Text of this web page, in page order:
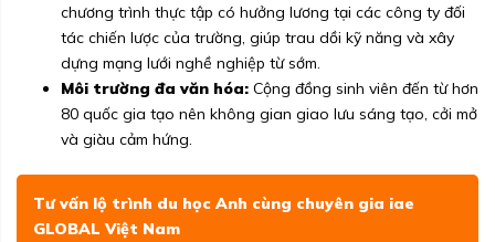
chương trình thực tập có hưởng lương tại các công ty đối
tác chiến lược của trường, giúp trau dồi kỹ năng và xây
dựng mạng lưới nghề nghiệp từ sớm.
Môi trường đa văn hóa: Cộng đồng sinh viên đến từ hơn
80 quốc gia tạo nên không gian giao lưu sáng tạo, cởi mở
và giàu cảm hứng.
Tư vấn lộ trình du học Anh cùng chuyên gia iae
GLOBAL Việt Nam